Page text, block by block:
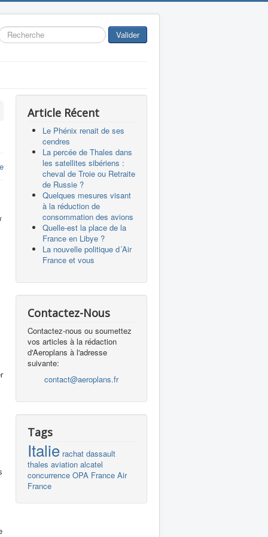
Valider
Article Récent
Le Phénix renait de ses
cendres
La percée de Thales dans
les satellites sibériens :
cheval de Troie ou Retraite
de Russie ?
Quelques mesures visant
à la réduction de
consommation des avions
Quelle-est la place de la
France en Libye ?
La nouvelle politique d´Air
France et vous
Contactez-Nous
Contactez-nous ou soumettez
vos articles à la rédaction
d'Aeroplans à l'adresse
suivante:
contact@aeroplans.fr
Tags
Italie rachat dassault
thales aviation alcatel
concurrence OPA France Air
France